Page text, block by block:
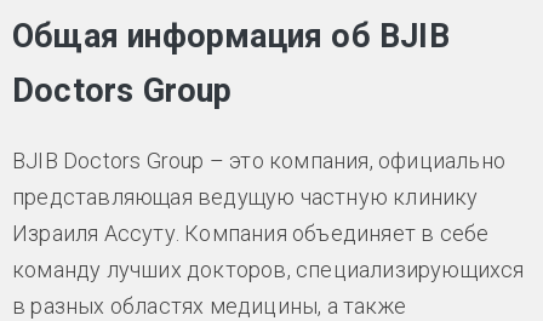
Общая информация об BJIB
Doctors Group
BJIB Doctors Group – это компания, официально
представляющая ведущую частную клинику
Израиля Ассуту. Компания объединяет в себе
команду лучших докторов, специализирующихся
в разных областях медицины, а также